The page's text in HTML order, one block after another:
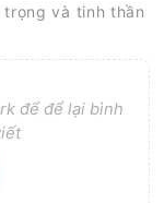
và tinh thần
để để lại bình